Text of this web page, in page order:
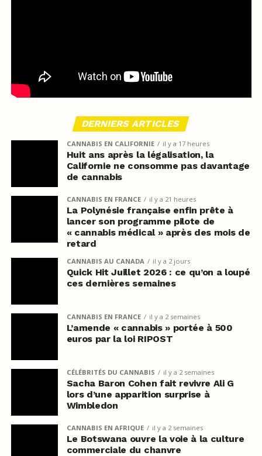
DERNIERS ARTICLES
CANNABIS EN CALIFORNIE il y a 17 heures
Huit ans après la légalisation, la
Californie ne consomme pas davantage
de cannabis
CANNABIS EN FRANCE il y a 21 heures
La Polynésie française enfin prête à
lancer son programme pilote de
« cannabis médical » après des mois de
retard
CANNABIS AU CANADA il y a 2 jours
Quick Hit Juillet 2026 : ce qu’on a loupé
ces dernières semaines
CANNABIS EN FRANCE il y a 2 semaines
L’amende « cannabis » portée à 500
euros par la loi RIPOST
CÉLÉBRITÉS DU CANNABIS il y a 2 semaines
Sacha Baron Cohen fait revivre Ali G
lors d’une apparition surprise à
Wimbledon
CANNABIS EN AFRIQUE il y a 2 semaines
Le Botswana ouvre la voie à la culture
commerciale du chanvre